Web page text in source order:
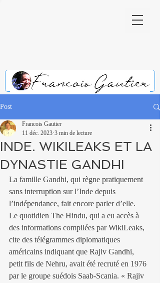
Post
INDE. WIKILEAKS ET LA
DYNASTIE GANDHI
Francois Gautier
11 déc. 2023 3 min de lecture
La famille Gandhi, qui règne pratiquement
sans interruption sur l’Inde depuis
l’indépendance, fait encore parler d’elle.
Le quotidien The Hindu, qui a eu accès à
des informations compilées par WikiLeaks,
cite des télégrammes diplomatiques
américains indiquant que Rajiv Gandhi,
petit fils de Nehru, avait été recruté en 1976
par le groupe suédois Saab-Scania. « Rajiv